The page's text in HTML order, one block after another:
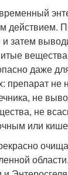
действием.
затем
даже
препарат не
не
не
или